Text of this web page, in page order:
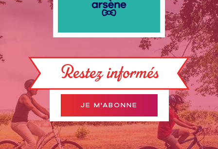
Restez informés
JE M'ABONNE